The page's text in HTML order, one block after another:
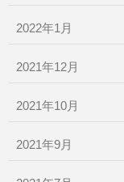
2022年1月
2021年12月
2021年10月
2021年9月